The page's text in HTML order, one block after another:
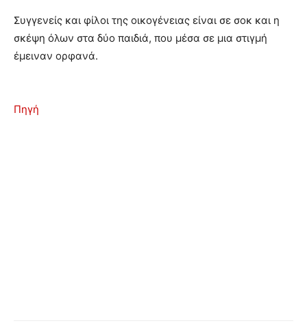
Συγγενείς και φίλοι της οικογένειας είναι σε σοκ και η
σκέψη όλων στα δύο παιδιά, που μέσα σε μια στιγμή
έμειναν ορφανά.
Πηγή